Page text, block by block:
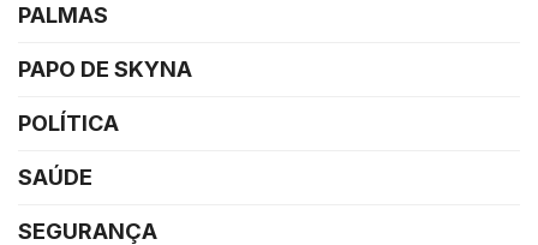
PALMAS
PAPO DE SKYNA
POLÍTICA
SAÚDE
SEGURANÇA